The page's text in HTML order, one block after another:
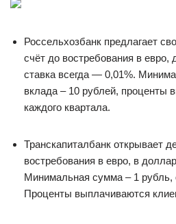
Россельхозбанк предлагает
счёт до востребования в евро,
ставка всегда — 0,01%.
вклада – 10 рублей, проценты
каждого квартала.
Транскапиталбанк открывает
востребования в евро, в
Минимальная сумма – 1 рубль,
Проценты выплачиваются